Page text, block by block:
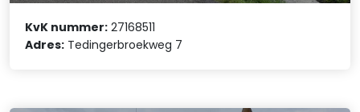
KvK nummer: 27168511
Adres: Tedingerbroekweg 7